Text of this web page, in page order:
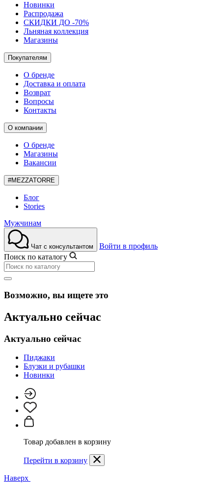
Новинки
Распродажа
СКИДКИ ДО -70%
Льняная коллекция
Магазины
Покупателям
О бренде
Доставка и оплата
Возврат
Вопросы
Контакты
О компании
О бренде
Магазины
Вакансии
#MEZZATORRE
Блог
Stories
Мужчинам
Чат с консультантом
Войти в профиль
Поиск по каталогу
Возможно, вы ищете это
Актуально сейчас
Актуально сейчас
Пиджаки
Блузки и рубашки
Новинки
Товар добавлен в корзину
Перейти в корзину
Наверх